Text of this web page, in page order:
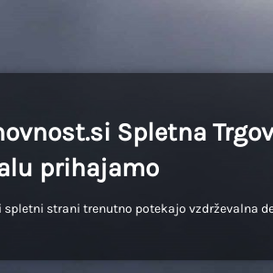
Spletna
prihajamo
spletni strani trenutno potekajo vzdrževalna